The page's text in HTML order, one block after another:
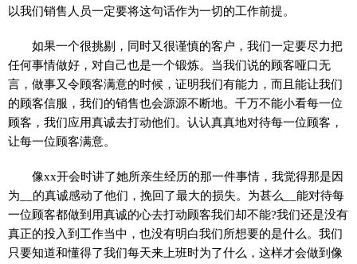
以我们销售人员一定要将这句话作为一切的工作前提。
如果一个很挑剔，同时又很谨慎的客户，我们一定要尽力把
任何事情做好，对自己也是一个锻炼。当我们说的顾客哑口无
言，做事又令顾客满意的时候，证明我们有能力，而且能让我们
的顾客信服，我们的销售也会源源不断地。千万不能小看每一位
顾客，我们应用真诚去打动他们。认认真真地对待每一位顾客，
让每一位顾客满意。
像xx开会时讲了她所亲生经历的那一件事情，我觉得那是因
为__的真诚感动了他们，挽回了最大的损失。为甚么__能对待每
一位顾客都做到用真诚的心去打动顾客我们却不能?我们还是没有
真正的投入到工作当中，也没有明白我们所想要的是什么。我们
只要知道和懂得了我们每天来上班时为了什么，这样才会做到像